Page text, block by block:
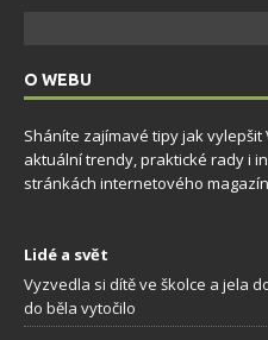
O WEBU
Sháníte zajímavé tipy jak
aktuální trendy, praktické rady i
stránkách internetového
Lidé a svět
Vyzvedla si dítě ve školce a jela
do běla vytočilo